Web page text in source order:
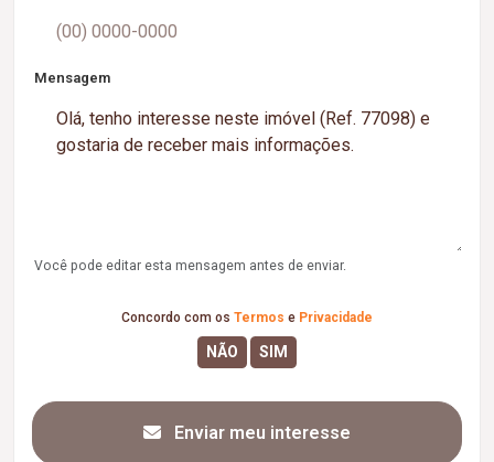
Mensagem
Você pode editar esta mensagem antes de enviar.
Concordo com os Termos e Privacidade
Enviar meu interesse